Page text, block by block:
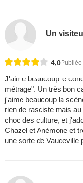
Un
4,0 Publiée
J'aime beaucoup le
métrage". Un très bon
j'aime beaucoup la
rien de rasciste mais
choc des culture, et
Chazel et Anémone et
une sorte de Vaudeville